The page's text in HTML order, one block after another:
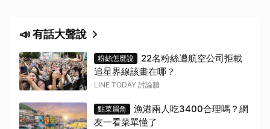
📣 有話大聲說
粉絲怎麼說
22名粉絲遭航空公司拒載
追星界線該畫在哪？
LINE TODAY 討論牆
點菜眉角
漁港兩人吃3400合理嗎？網
友一看菜單懂了